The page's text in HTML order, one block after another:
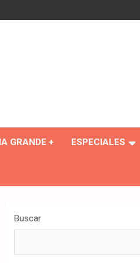
GRANDE + ESPECIALES
Buscar